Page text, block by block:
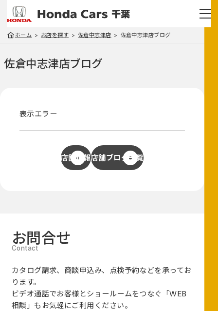
ホーム お店を探す 佐倉中志津店 佐倉中志津店ブログ
佐倉中志津店ブログ
表示エラー
店舗情報店舗ブログ一覧
お問合せ
カタログ請求、商談申込み、点検予約などを承ってお
ります。
ビデオ通話でお客様とショールームをつなぐ
「WEB
相談」も お気軽にご利用ください。